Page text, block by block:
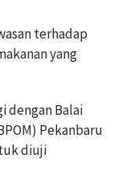
terhadap
yang
dengan Balai
Pekanbaru
diuji